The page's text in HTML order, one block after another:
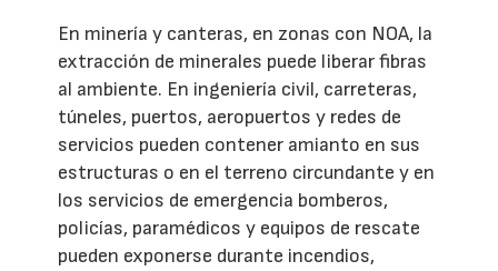
En minería y canteras, en zonas con NOA, la
extracción de minerales puede liberar fibras
al ambiente. En ingeniería civil, carreteras,
túneles, puertos, aeropuertos y redes de
servicios pueden contener amianto en sus
estructuras o en el terreno circundante y en
los servicios de emergencia bomberos,
policías, paramédicos y equipos de rescate
pueden exponerse durante incendios,